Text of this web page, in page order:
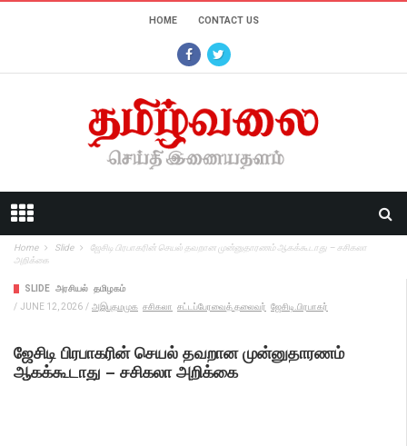
HOME CONTACT US
Home Slide
ஜேசிடி பிரபாகரின் செயல் தவறான முன்னுதாரணம் ஆகக்கூடாது – சசிகலா
அறிக்கை
SLIDE அரசியல் தமிழகம்
/ JUNE 12, 2026 / அஇபுதமமுக சசிகலா சட்டப்பேரவைத் தலைவர் ஜேசிடி.பிரபாகர்
ஜேசிடி பிரபாகரின் செயல் தவறான முன்னுதாரணம்
ஆகக்கூடாது – சசிகலா அறிக்கை